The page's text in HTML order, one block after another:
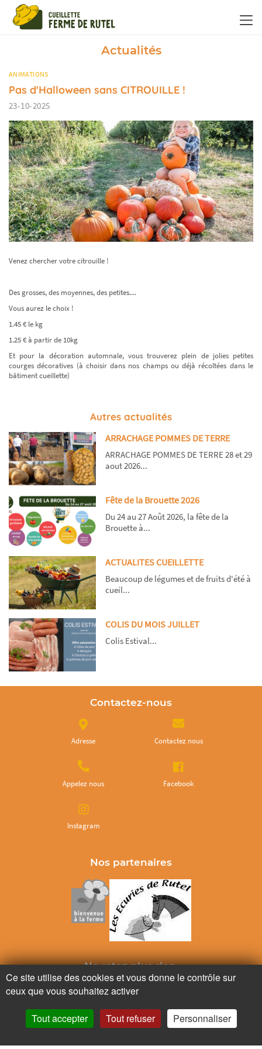
Actualités
ANIMATIONS
Pas d'Halloween sans CITROUILLE !
23-10-2025
Venez chercher votre citrouille !
Des grosses, des moyennes, des petites....
Vous aurez le choix !
1.45 € le kg
1.25 € à partir de 10kg
Et pour la décoration automnale, vous trouverez plein de jolies petites
courges décoratives (à choisir dans nos champs ou déjà récoltées dans le
bâtiment cueillette)
Autres actualités
ARRACHAGE POMMES DE TERRE
ARRACHAGE POMMES DE TERRE 28 et 29
aout 2026...
Fête de la Brouette 2026
Du 24 au 27 Août 2026, la fête de la
Brouette à...
ACTUALITES CUEILLETTE
Beaucoup de légumes et de fruits d'été à
cueil...
COLIS DU MOIS JUILLET
Colis Estival...
Contactez-nous
Adresse Contactez nous
Appelez nous Facebook
Instagram
Nos partenaires
Ne ratez plus rien,
Abonnez-vous à notre newsletter
Panneau de gestion des cookies
Ce site utilise des cookies et vous donne le contrôle sur
ceux que vous souhaitez activer
Tout accepter Tout refuser Personnaliser